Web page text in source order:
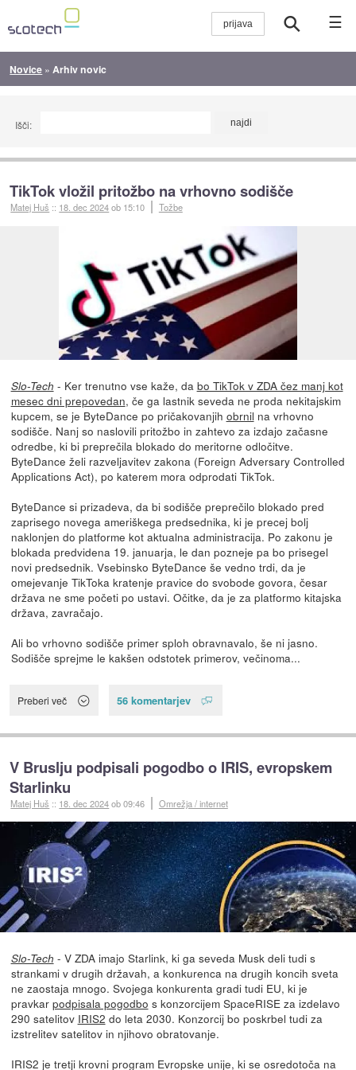
☰
Novice » Arhiv novic
Išči:
TikTok vložil pritožbo na vrhovno sodišče
Matej Huš :: 18. dec 2024ob 15:10 Tožbe
Slo-Tech - Ker trenutno vse kaže, da bo TikTok v ZDA čez manj kot
mesec dni prepovedan, če ga lastnik seveda ne proda nekitajskim
kupcem, se je ByteDance po pričakovanjih obrnil na vrhovno
sodišče. Nanj so naslovili pritožbo in zahtevo za izdajo začasne
odredbe, ki bi preprečila blokado do meritorne odločitve.
ByteDance želi razveljavitev zakona (Foreign Adversary Controlled
Applications Act), po katerem mora odprodati TikTok.
ByteDance si prizadeva, da bi sodišče preprečilo blokado pred
zaprisego novega ameriškega predsednika, ki je precej bolj
naklonjen do platforme kot aktualna administracija. Po zakonu je
blokada predvidena 19. januarja, le dan pozneje pa bo prisegel
novi predsednik. Vsebinsko ByteDance še vedno trdi, da je
omejevanje TikToka kratenje pravice do svobode govora, česar
država ne sme početi po ustavi. Očitke, da je za platformo kitajska
država, zavračajo.
Ali bo vrhovno sodišče primer sploh obravnavalo, še ni jasno.
Sodišče sprejme le kakšen odstotek primerov, večinoma...
Preberi več 56 komentarjev
V Bruslju podpisali pogodbo o IRIS, evropskem
Starlinku
Matej Huš :: 18. dec 2024ob 09:46 Omrežja / internet
Slo-Tech - V ZDA imajo Starlink, ki ga seveda Musk deli tudi s
strankami v drugih državah, a konkurenca na drugih koncih sveta
ne zaostaja mnogo. Svojega konkurenta gradi tudi EU, ki je
pravkar podpisala pogodbo s konzorcijem SpaceRISE za izdelavo
290 satelitov IRIS2 do leta 2030. Konzorcij bo poskrbel tudi za
izstrelitev satelitov in njihovo obratovanje.
IRIS2 je tretji krovni program Evropske unije, ki se osredotoča na